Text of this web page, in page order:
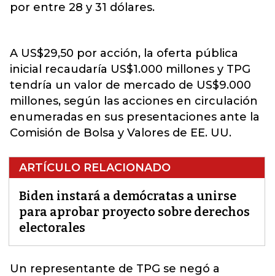
por entre 28 y 31 dólares.
A US$29,50 por acción, la oferta pública
inicial recaudaría US$1.000 millones y TPG
tendría un valor de mercado de US$9.000
millones, según las acciones en circulación
enumeradas en sus presentaciones ante la
Comisión de Bolsa y Valores de EE. UU.
ARTÍCULO RELACIONADO
Biden instará a demócratas a unirse
para aprobar proyecto sobre derechos
electorales
Un representante de TPG se negó a